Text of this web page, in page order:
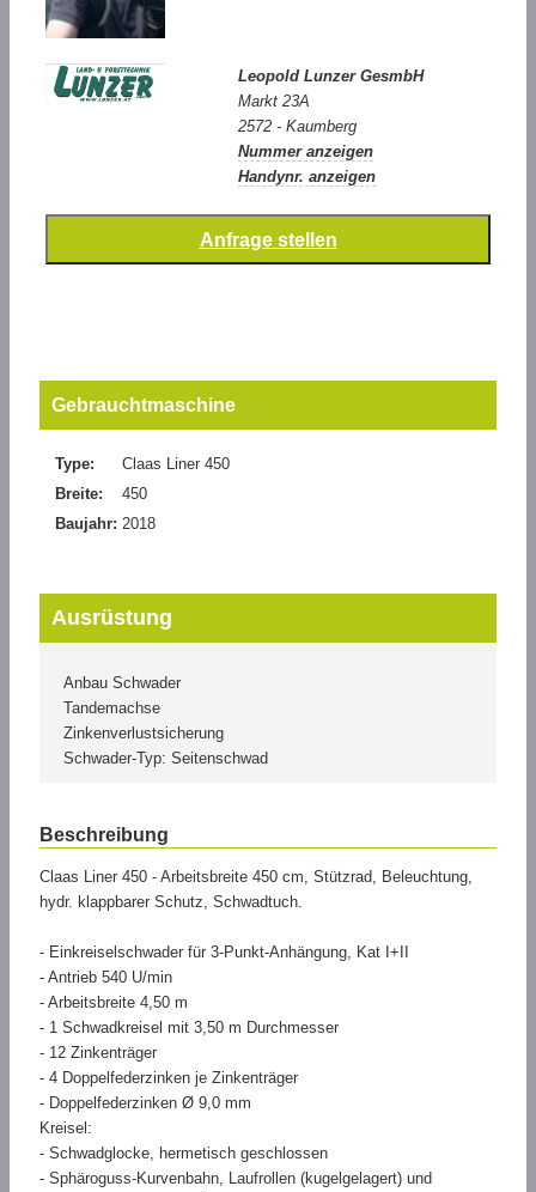
Leopold Lunzer GesmbH
Markt 23A
2572 - Kaumberg
Nummer anzeigen
Handynr. anzeigen
Gebrauchtmaschine
Type:
Claas Liner 450
Breite:
450
Baujahr: 2018
Ausrüstung
Anbau Schwader
Tandemachse
Zinkenverlustsicherung
Schwader-Typ: Seitenschwad
Beschreibung
Claas Liner 450 - Arbeitsbreite 450 cm, Stützrad, Beleuchtung,
hydr. klappbarer Schutz, Schwadtuch.
- Einkreiselschwader für 3-Punkt-Anhängung, Kat I+II
- Antrieb 540 U/min
- Arbeitsbreite 4,50 m
- 1 Schwadkreisel mit 3,50 m Durchmesser
- 12 Zinkenträger
- 4 Doppelfederzinken je Zinkenträger
- Doppelfederzinken Ø 9,0 mm
Kreisel:
- Schwadglocke, hermetisch geschlossen
- Sphäroguss-Kurvenbahn, Laufrollen (kugelgelagert) und